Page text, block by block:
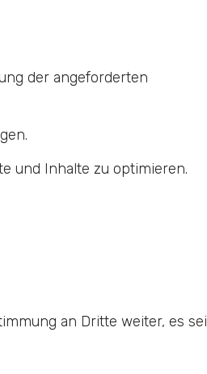
der angeforderten
und Inhalte zu optimieren.
an Dritte weiter, es sei